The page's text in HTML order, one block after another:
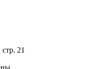
21